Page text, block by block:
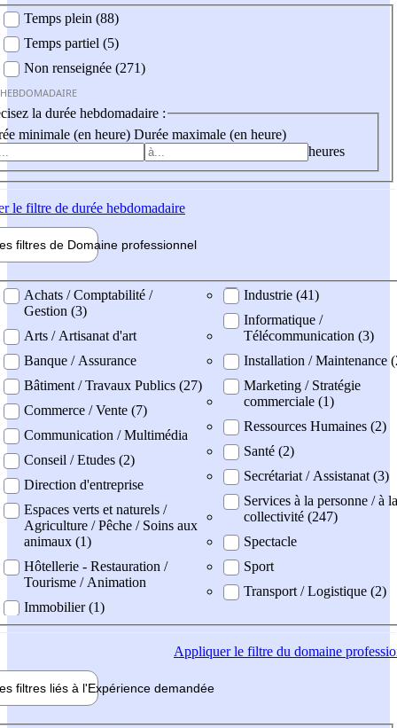
Temps plein (88)
Temps partiel (5)
Non renseignée (271)
la durée hebdomadaire :
minimale (en heure) Durée maximale (en heure)
heures
le filtre de durée hebdomadaire
filtres de Domaine professionnel
professionel
Achats / Comptabilité /
Gestion (3)
Arts / Artisanat d'art
Banque / Assurance
Bâtiment / Travaux Publics (27)
Commerce / Vente (7)
Communication / Multimédia
Conseil / Etudes (2)
Direction d'entreprise
Espaces verts et naturels /
Agriculture / Pêche / Soins aux
animaux (1)
Hôtellerie - Restauration /
Tourisme / Animation
Immobilier (1)
Industrie (41)
Informatique /
Télécommunication (3)
Installation / Maintenance
Marketing / Stratégie
commerciale (1)
Ressources Humaines (2)
Santé (2)
Secrétariat / Assistanat (3)
Services à la personne / à la
collectivité (247)
Spectacle
Sport
Transport / Logistique (2)
Appliquerle filtre du domaine
filtres liés à l'Expérience demandée